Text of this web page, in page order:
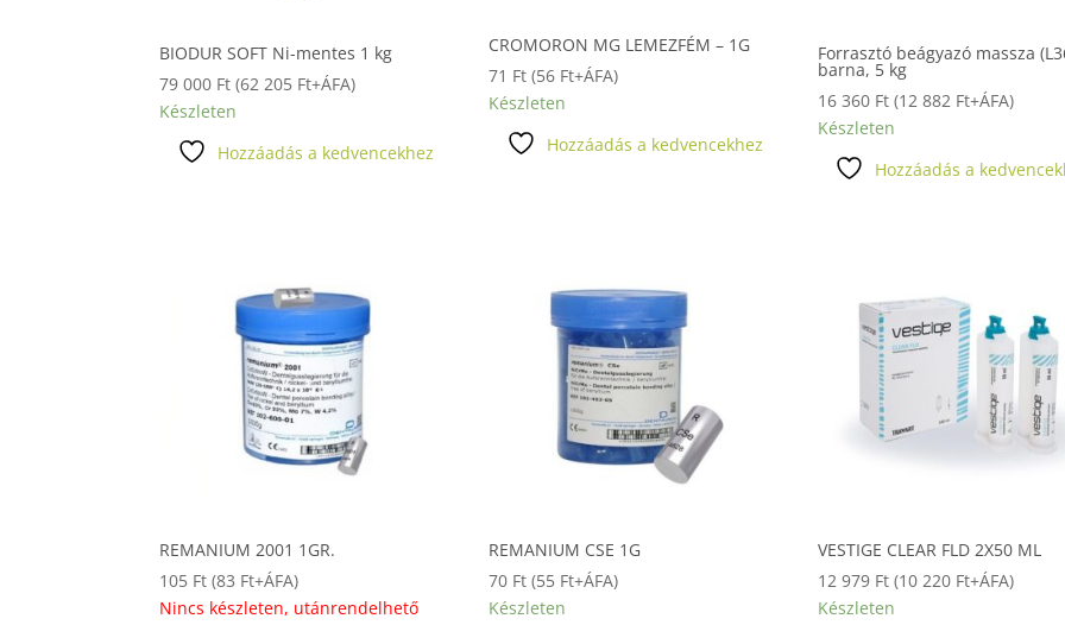
BIODUR SOFT Ni-mentes 1 kg
79 000 Ft (62 205 Ft+ÁFA)
Készleten
Hozzáadás a kedvencekhez
CROMORON MG LEMEZFÉM – 1G
71 Ft (56 Ft+ÁFA)
Készleten
Hozzáadás a kedvencekhez
Forrasztó beágyazó massza
barna, 5 kg
16 360 Ft (12 882 Ft+ÁFA)
Készleten
Hozzáadás a
REMANIUM 2001 1GR.
105 Ft (83 Ft+ÁFA)
Nincs készleten, utánrendelhető
REMANIUM CSE 1G
70 Ft (55 Ft+ÁFA)
Készleten
VESTIGE CLEAR FLD 2X50 ML
12 979 Ft (10 220 Ft+ÁFA)
Készleten